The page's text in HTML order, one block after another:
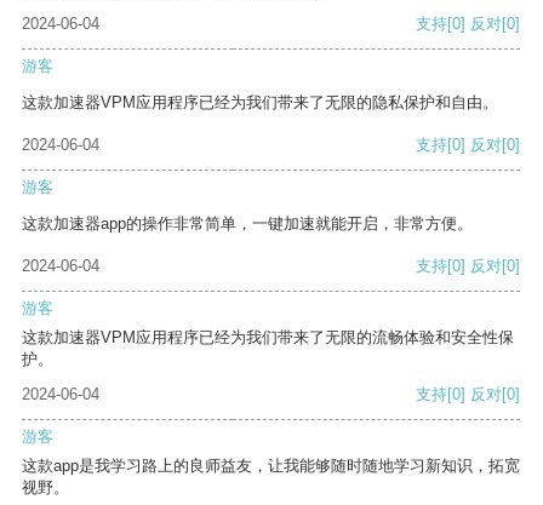
2024-06-04
支持[0] 反对[0]
游客
这款加速器VPM应用程序已经为我们带来了无限的隐私保护和自由。
2024-06-04 支持[0] 反对[0]
游客
这款加速器app的操作非常简单，一键加速就能开启，非常方便。
2024-06-04 支持[0] 反对[0]
游客
这款加速器VPM应用程序已经为我们带来了无限的流畅体验和安全性保
护。
2024-06-04
支持[0] 反对[0]
游客
这款app是我学习路上的良师益友，让我能够随时随地学习新知识，拓宽
视野。